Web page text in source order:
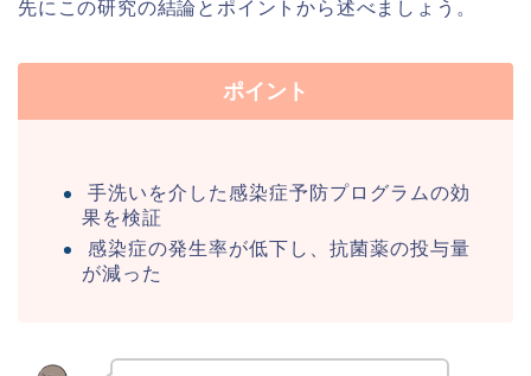
先にこの研究の結論とポイントから述べましょう。
ポイント
手洗いを介した感染症予防プログラムの効
果を検証
感染症の発生率が低下し、抗菌薬の投与量
が減った